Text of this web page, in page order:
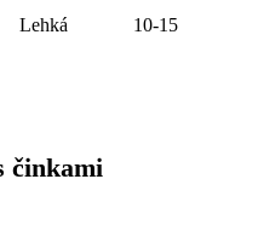
Lehká 10-15
činkami